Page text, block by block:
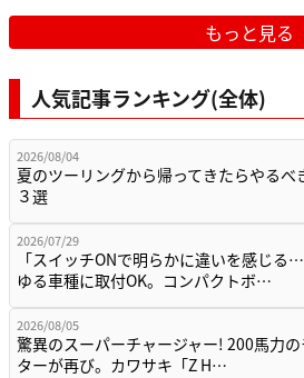
もっと見る
人気記事ランキング(全体)
2026/08/04
夏のツーリングから帰ってきたらやるべ
３選
2026/07/29
「スイッチONで明らかに違いを感じる
ゆる車種に取付OK。コンパクトボ…
2026/08/05
驚異のスーパーチャージャー! 200馬力
ターが再び。カワサキ「Z H…